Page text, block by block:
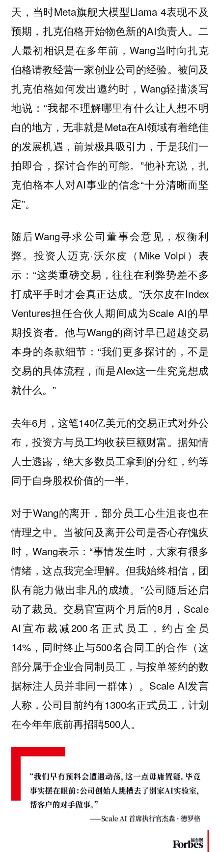
天，当时Meta旗舰大模型Llama 4表现不及
预期，扎克伯格开始物色新的AI负责人。二
人最初相识是在多年前，Wang当时向扎克
伯格请教经营一家创业公司的经验。被问及
扎克伯格如何发出邀约时，Wang轻描淡写
地说：“我都不理解哪里有什么让人想不明
白的地方，无非就是Meta在AI领域有着绝佳
的发展机遇，前景极具吸引力，于是我们一
拍即合，探讨合作的可能。”他补充说，扎
克伯格本人对AI事业的信念“十分清晰而坚
定”。
随后Wang寻求公司董事会意见，权衡利
弊。投资人迈克·沃尔皮（Mike Volpi）表
示：“这类重磅交易，往往在利弊势差不多
打成平手时才会真正达成。”沃尔皮在Index
Ventures担任合伙人期间成为Scale AI的早
期投资者。他与Wang的商讨早已超越交易
本身的条款细节：“我们更多探讨的，不是
交易的具体流程，而是Alex这一生究竟想成
就什么。”
去年6月，这笔140亿美元的交易正式对外公
布，投资方与员工均收获巨额财富。据知情
人士透露，绝大多数员工拿到的分红，约等
同于自身股权价值的一半。
对于Wang的离开，部分员工心生沮丧也在
情理之中。当被问及离开公司是否心存愧疚
时，Wang表示：“事情发生时，大家有很多
情绪，这点我完全理解。但我始终相信，团
队有能力做出非凡的成绩。”公司随后还启
动了裁员。交易官宣两个月后的8月，Scale
AI宣布裁减200名正式员工，约占全员
14%，同时终止与500名合同工的合作（这
部分属于企业合同制员工，与按单签约的数
据标注人员并非同一群体）。Scale AI发言
人称，公司目前约有1300名正式员工，计划
在今年年底前再招聘500人。